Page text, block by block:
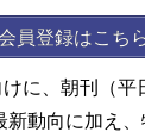
員登録はこち
に、朝刊（
動向に加え